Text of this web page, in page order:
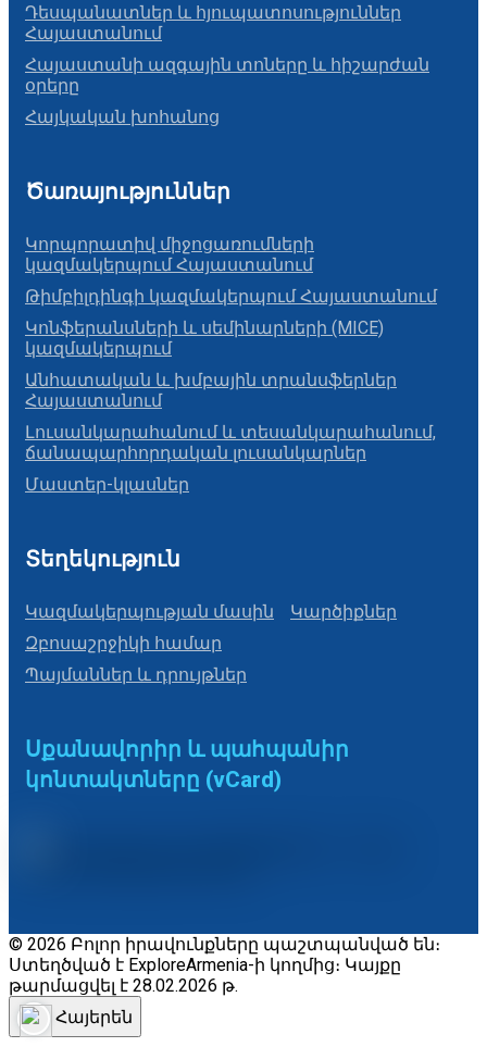
Դեսպանատներ և հյուպատոսություններ
Հայաստանում
Հայաստանի ազգային տոները և հիշարժան
օրերը
Հայկական խոհանոց
Ծառայություններ
Կորպորատիվ միջոցառումների
կազմակերպում Հայաստանում
Թիմբիլդինգի կազմակերպում Հայաստանում
Կոնֆերանսների և սեմինարների (MICE)
կազմակերպում
Անհատական և խմբային տրանսֆերներ
Հայաստանում
Լուսանկարահանում և տեսանկարահանում,
ճանապարհորդական լուսանկարներ
Մաստեր-կլասներ
Տեղեկություն
Կազմակերպության մասին
Կարծիքներ
Զբոսաշրջիկի համար
Պայմաններ և դրույթներ
Սքանավորիր և պահպանիր
կոնտակտները (vCard)
© 2026 Բոլոր իրավունքները պաշտպանված են։
Ստեղծված է ExploreArmenia-ի կողմից։ Կայքը
թարմացվել է 28.02.2026 թ.
Հայերեն